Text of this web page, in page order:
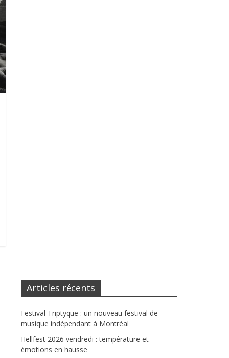
Articles récents
Festival Triptyque : un nouveau festival de
musique indépendant à Montréal
Hellfest 2026 vendredi : température et
émotions en hausse